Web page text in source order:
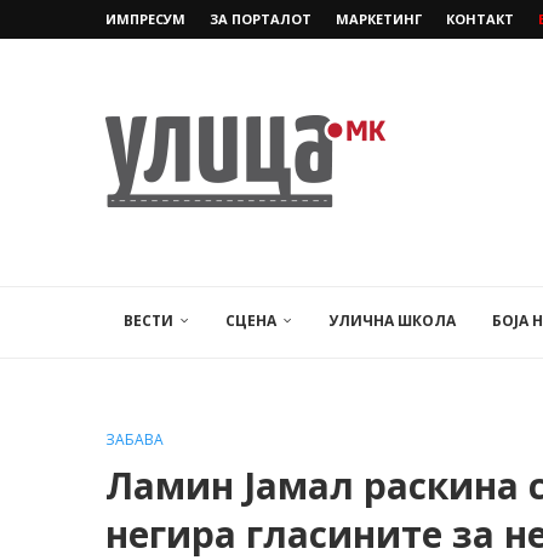
ИМПРЕСУМ ЗА ПОРТАЛОТ МАРКЕТИНГ КОНТАКТ
ВЕСТИ СЦЕНА УЛИЧНА ШКОЛА БОЈА
ЗАБАВА
Ламин Јамал ​​раскина
негира гласините за